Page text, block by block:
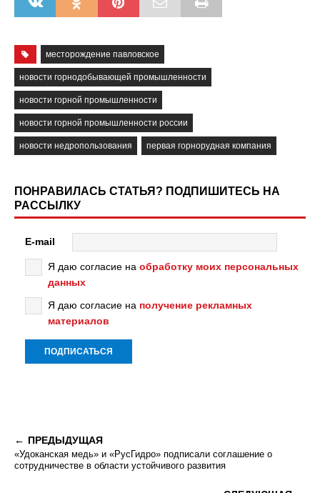
месторождение павловское
новости горнодобывающей промышленности
новости горной промышленности
новости горной промышленности россии
новости недропользования первая горнорудная компания
ПОНРАВИЛАСЬ СТАТЬЯ? ПОДПИШИТЕСЬ НА
РАССЫЛКУ
E-mail
Я даю согласие на обработку моих персональных
данных
Я даю согласие на получение рекламных
материалов
ПРЕДЫДУЩАЯ
«Удоканская медь» и «РусГидро» подписали соглашение о
сотрудничестве в области устойчивого развития